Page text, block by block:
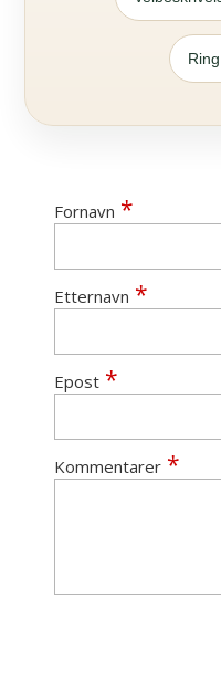
Fornavn
Etternavn
Epost
Kommentarer